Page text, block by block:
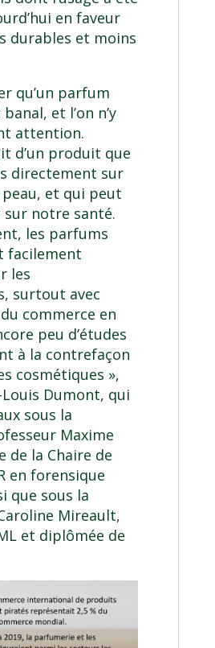
en faveur
durables et moins
qu’un parfum
et l’on n’y
attention.
d’un produit que
directement sur
et qui peut
notre santé.
les parfums
facilement
les
surtout avec
commerce en
peu d’études
à la contrefaçon
cosmétiques »,
Dumont, qui
sous la
Maxime
de la Chaire de
en forensique
que sous la
Mireault,
et diplômée de